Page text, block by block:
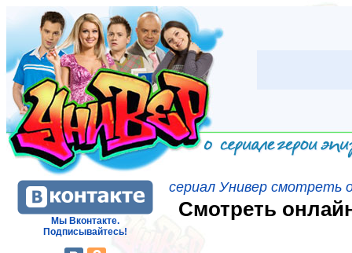
Мы Вконтакте.
Подписывайтесь!
сериал Универ смотреть
Смотреть